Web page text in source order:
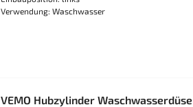
Verwendung: Waschwasser
VEMO Hubzylinder Waschwasserdüse